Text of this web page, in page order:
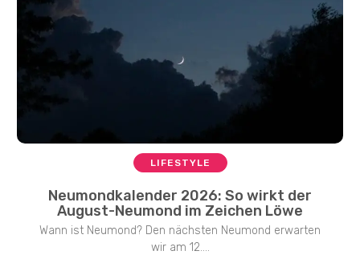
LIFESTYLE
Neumondkalender 2026: So wirkt der
August-Neumond im Zeichen Löwe
Wann ist Neumond? Den nächsten Neumond erwarten
wir am 12....